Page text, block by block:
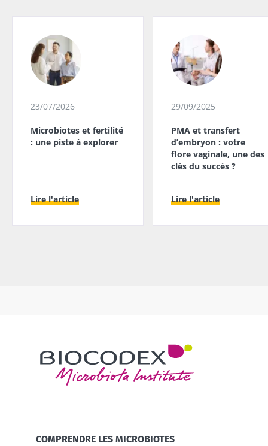
23/07/2026
Microbiotes et fertilité
: une piste à explorer
Lire l'article
29/09/2025
PMA et transfert
d’embryon : votre
flore vaginale, une des
clés du succès ?
Lire l'article
COMPRENDRE LES MICROBIOTES